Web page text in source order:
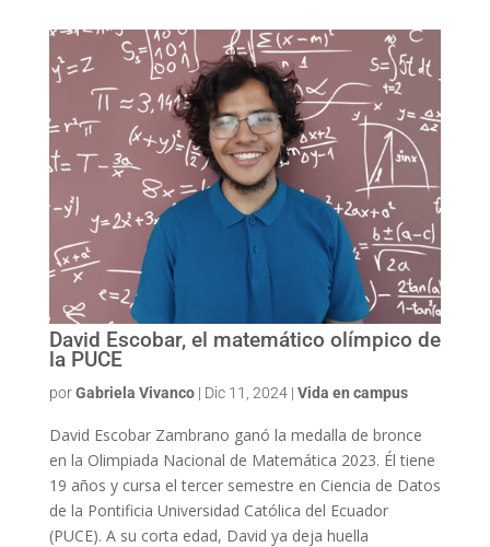
David Escobar, el matemático olímpico de
la PUCE
porGabriela Vivanco| Dic 11, 2024| Vida en campus
David Escobar Zambrano ganó la medalla de bronce
en la Olimpiada Nacional de Matemática 2023. Él tiene
19 años y cursa el tercer semestre en Ciencia de Datos
de la Pontificia Universidad Católica del Ecuador
(PUCE). A su corta edad, David ya deja huella